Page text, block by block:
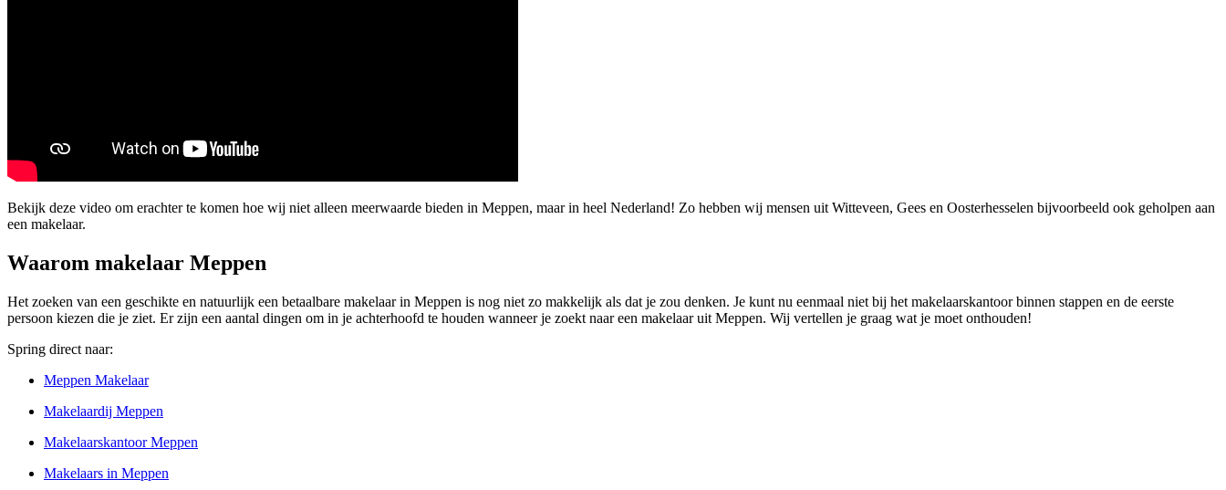
Bekijk deze video om erachter te komen hoe wij niet alleen meerwaarde bieden in Meppen, maar in heel Nederland! Zo hebben wij mensen uit Witteveen, Gees en Oosterhesselen bijvoorbeeld ook geholpen aan
een makelaar.
Waarom makelaar Meppen
Het zoeken van een geschikte en natuurlijk een betaalbare makelaar in Meppen is nog niet zo makkelijk als dat je zou denken. Je kunt nu eenmaal niet bij het makelaarskantoor binnen stappen en de eerste
persoon kiezen die je ziet. Er zijn een aantal dingen om in je achterhoofd te houden wanneer je zoekt naar een makelaar uit Meppen. Wij vertellen je graag wat je moet onthouden!
Spring direct naar:
Meppen Makelaar
Makelaardij Meppen
Makelaarskantoor Meppen
Makelaars in Meppen